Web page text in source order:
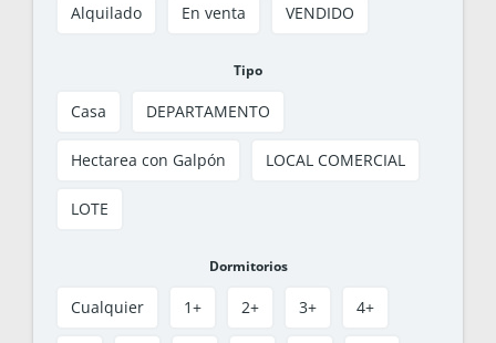
Alquilado En venta VENDIDO
Tipo
Casa DEPARTAMENTO
Hectarea con Galpón LOCAL COMERCIAL
LOTE
Dormitorios
Cualquier 1+ 2+ 3+ 4+